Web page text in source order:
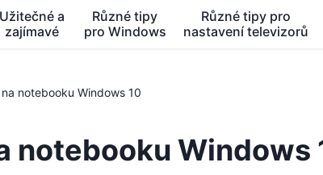
Užitečné a
zajímavé
Různé tipy
pro Windows
Různé tipy pro
nastavení televizorů
notebooku Windows 10
notebooku Windows